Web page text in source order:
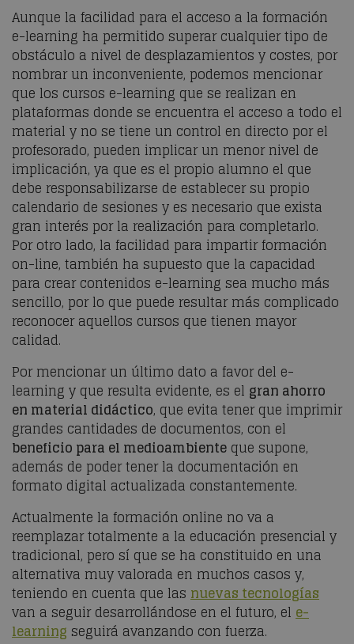
Aunque la facilidad para el acceso a la formación
e-learning ha permitido superar cualquier tipo de
obstáculo a nivel de desplazamientos y costes, por
nombrar un inconveniente, podemos mencionar
que los cursos e-learning que se realizan en
plataformas donde se encuentra el acceso a todo el
material y no se tiene un control en directo por el
profesorado, pueden implicar un menor nivel de
implicación, ya que es el propio alumno el que
debe responsabilizarse de establecer su propio
calendario de sesiones y es necesario que exista
gran interés por la realización para completarlo.
Por otro lado, la facilidad para impartir formación
on-line, también ha supuesto que la capacidad
para crear contenidos e-learning sea mucho más
sencillo, por lo que puede resultar más complicado
reconocer aquellos cursos que tienen mayor
calidad.
Por mencionar un último dato a favor del e-
learning y que resulta evidente, es el gran ahorro
en material didáctico, que evita tener que imprimir
grandes cantidades de documentos, con el
beneficio para el medioambiente que supone,
además de poder tener la documentación en
formato digital actualizada constantemente.
Actualmente la formación online no va a
reemplazar totalmente a la educación presencial y
tradicional, pero sí que se ha constituido en una
alternativa muy valorada en muchos casos y,
teniendo en cuenta que las nuevas tecnologías
van a seguir desarrollándose en el futuro, el e-
learning seguirá avanzando con fuerza.